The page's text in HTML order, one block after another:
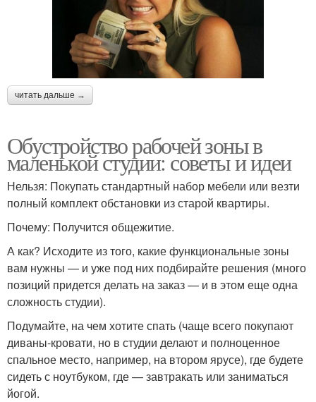
читать дальше →
Обустройство рабочей зоны в
маленькой студии: советы и идеи
Нельзя: Покупать стандартный набор мебели или везти
полный комплект обстановки из старой квартиры.
Почему: Получится общежитие.
А как? Исходите из того, какие функциональные зоны
вам нужны — и уже под них подбирайте решения (много
позиций придется делать на заказ — и в этом еще одна
сложность студии).
Подумайте, на чем хотите спать (чаще всего покупают
диваны-кровати, но в студии делают и полноценное
спальное место, например, на втором ярусе), где будете
сидеть с ноутбуком, где — завтракать или заниматься
йогой.